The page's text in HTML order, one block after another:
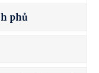
phủ